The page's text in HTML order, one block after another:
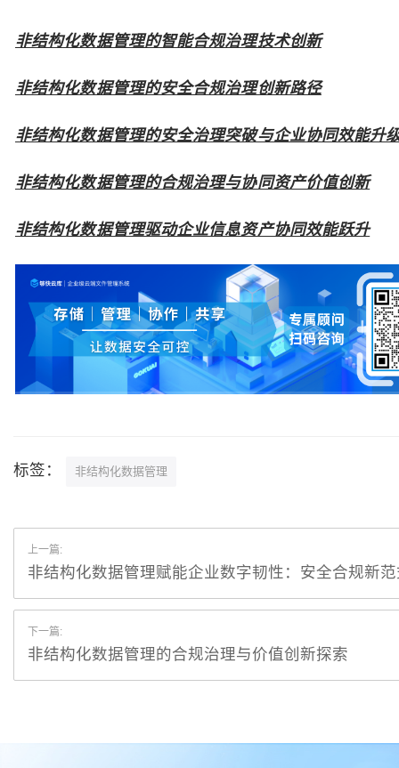
非结构化数据管理的智能合规治理技术创新
非结构化数据管理的安全合规治理创新路径
非结构化数据管理的安全治理突破与企业协同效能升
非结构化数据管理的合规治理与协同资产价值创新
非结构化数据管理驱动企业信息资产协同效能跃升
标签： 非结构化数据管理
上一篇:
非结构化数据管理赋能企业数字韧性：安全合规新
下一篇:
非结构化数据管理的合规治理与价值创新探索